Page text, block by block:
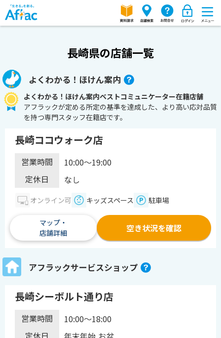
長崎県の店舗一覧
よくわかる！ほけん案内
よくわかる！ほけん案内ベストコミュニケーター在籍店舗
アフラックが定める所定の基準を達成した、より高い応対品質
を持つ専門スタッフ在籍店です。
長崎ココウォーク店
営業時間
10:00～19:00
定休日
なし
オンライン可 キッズスペース 駐車場
マップ・
店舗詳細
空き状況を確認
アフラックサービスショップ
長崎シーボルト通り店
営業時間
10:00～18:00
定休日